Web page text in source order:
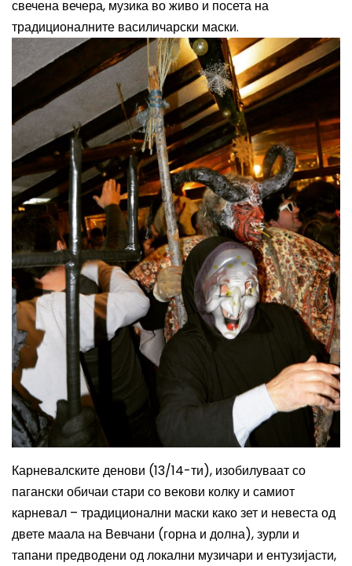
свечена вечера, музика во живо и посета на
традиционалните василичарски маски.
Карневалските денови (13/14-ти), изобилуваат со
пагански обичаи стари со векови колку и самиот
карневал – традиционални маски како зет и невеста од
двете маала на Вевчани (горна и долна), зурли и
тапани предводени од локални музичари и ентузијасти,